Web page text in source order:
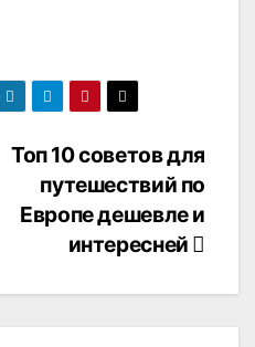
Топ 10 советов для
путешествий по
Европе дешевле и
интересней